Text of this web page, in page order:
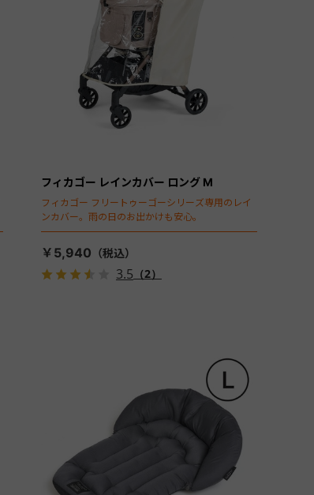
フィカゴー レインカバー ロング M
フィカゴー フリートゥーゴーシリーズ専用のレイ
ンカバー。雨の日のお出かけも安心。
￥5,940
3.5 （2）